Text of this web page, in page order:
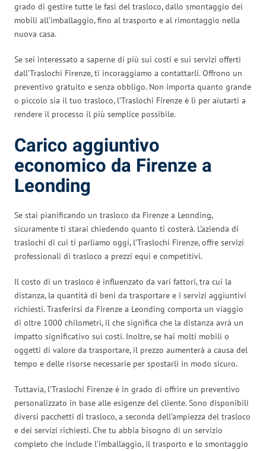
grado di gestire tutte le fasi del trasloco, dallo smontaggio dei
mobili all’imballaggio, fino al trasporto e al rimontaggio nella
nuova casa.
Se sei interessato a saperne di più sui costi e sui servizi offerti
dall’Traslochi Firenze, ti incoraggiamo a contattarli. Offrono un
preventivo gratuito e senza obbligo. Non importa quanto grande
o piccolo sia il tuo trasloco, l’Traslochi Firenze è lì per aiutarti a
rendere il processo il più semplice possibile.
Carico aggiuntivo
economico da Firenze a
Leonding
Se stai pianificando un trasloco da Firenze a Leonding,
sicuramente ti starai chiedendo quanto ti costerà. L’azienda di
traslochi di cui ti parliamo oggi, l’Traslochi Firenze, offre servizi
professionali di trasloco a prezzi equi e competitivi.
Il costo di un trasloco è influenzato da vari fattori, tra cui la
distanza, la quantità di beni da trasportare e i servizi aggiuntivi
richiesti. Trasferirsi da Firenze a Leonding comporta un viaggio
di oltre 1000 chilometri, il che significa che la distanza avrà un
impatto significativo sui costi. Inoltre, se hai molti mobili o
oggetti di valore da trasportare, il prezzo aumenterà a causa del
tempo e delle risorse necessarie per spostarli in modo sicuro.
Tuttavia, l’Traslochi Firenze è in grado di offrire un preventivo
personalizzato in base alle esigenze del cliente. Sono disponibili
diversi pacchetti di trasloco, a seconda dell’ampiezza del trasloco
e dei servizi richiesti. Che tu abbia bisogno di un servizio
completo che include l’imballaggio, il trasporto e lo smontaggio